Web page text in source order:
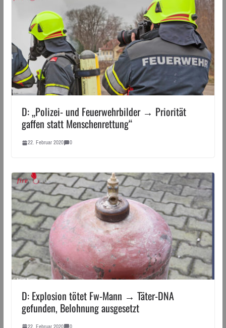
D: „Polizei- und Feuerwehrbilder → Priorität
gaffen statt Menschenrettung“
22. Februar 2020 0
D: Explosion tötet Fw-Mann → Täter-DNA
gefunden, Belohnung ausgesetzt